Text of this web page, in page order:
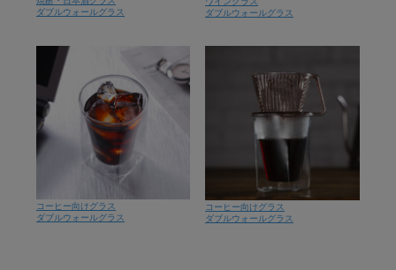
ダブルウォールグラス
ダブルウォールグラス
コーヒー向けグラス
ダブルウォールグラス
コーヒー向けグラス
ダブルウォールグラス